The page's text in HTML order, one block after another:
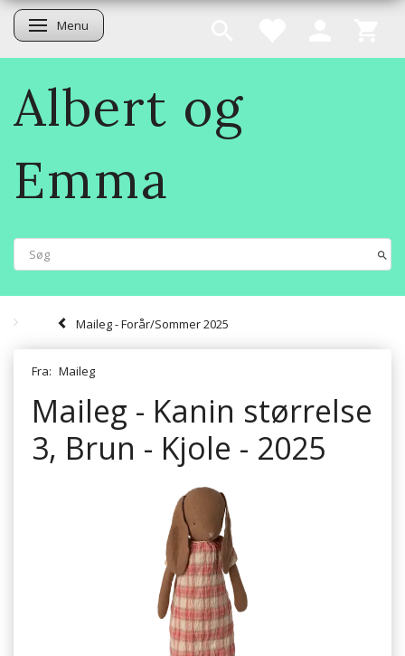
Skifte navigation
Menu
Albert og
Emma
Maileg - Forår/Sommer 2025
Fra: Maileg
Maileg - Kanin størrelse
3, Brun - Kjole - 2025